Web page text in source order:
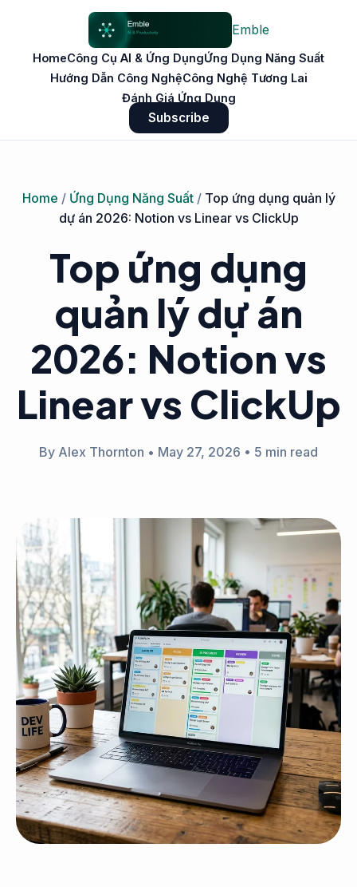
Emble
HomeCông Cụ AI & Ứng DụngỨng Dụng Năng Suất
Hướng Dẫn Công NghệCông Nghệ Tương Lai
Đánh Giá Ứng Dụng
Subscribe
Home / Ứng Dụng Năng Suất/ Top ứng dụng quản lý
dự án 2026: Notion vs Linear vs ClickUp
Top ứng dụng
quản lý dự án
2026: Notion vs
Linear vs ClickUp
By Alex Thornton • May 27, 2026 • 5 min read